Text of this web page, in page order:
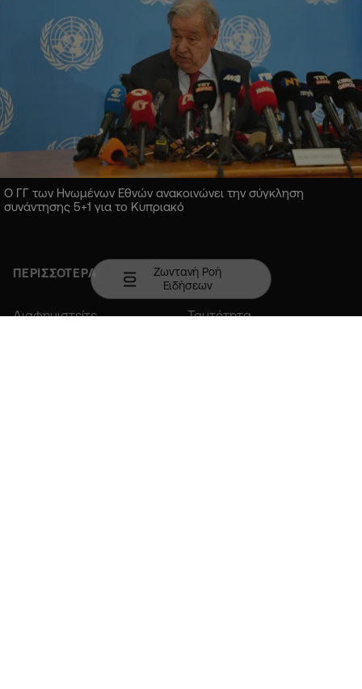
Ο ΓΓ των Ηνωμένων Εθνών ανακοινώνει την σύγκληση
συνάντησης 5+1 για το Κυπριακό
ΠΕΡΙΣΣΟΤΕΡΑ
Διαφημιστείτε Ταυτότητα
Ζωντανή Ροή
Ειδήσεων